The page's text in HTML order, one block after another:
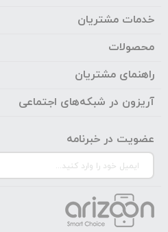
خدمات مشتریان
محصولات
راهنمای مشتریان
آریزون در شبکه‌های اجتماعی
عضویت در خبرنامه